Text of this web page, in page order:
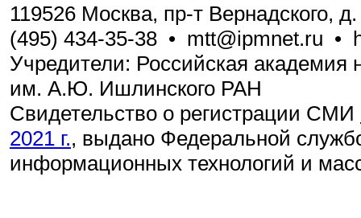
119526 Москва, пр-т Вернадского,
(495) 434-35-38 • mtt@ipmnet.ru •
Учредители: Российская академия
им. А.Ю. Ишлинского РАН
Свидетельство о регистрации СМИ
2021 г., выдано Федеральной
информационных технологий и